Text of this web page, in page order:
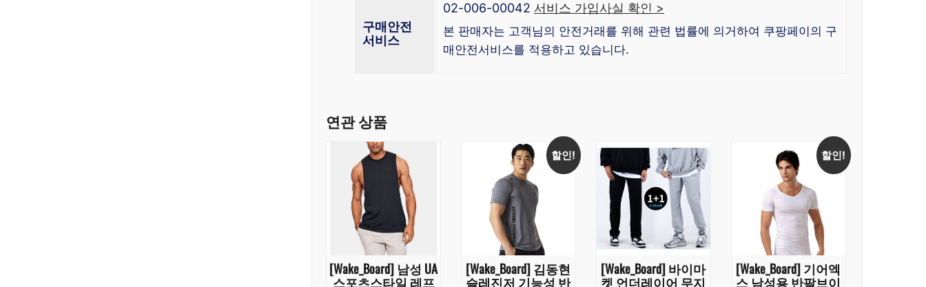
구매안전
서비스
02-006-00042 서비스 가입사실 확인 >
본 판매자는 고객님의 안전거래를 위해 관련 법률에 의거하여 쿠팡페이의 구
매안전서비스를 적용하고 있습니다.
연관 상품
[Wake_Board] 남성 UA
스포츠스타일 레프
할인!
[Wake_Board] 김동현
슬레진저 기능성 반
[Wake_Board] 바이마
켓 언더레이어 무지
할인!
[Wake_Board] 기어엑
스 남성용 반팔브이